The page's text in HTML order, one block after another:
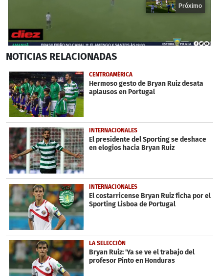
seconds
18
seconds
Próximo
NOTICIAS RELACIONADAS
CENTROAMÉRICA
Hermoso gesto de Bryan Ruiz desata
aplausos en Portugal
INTERNACIONALES
El presidente del Sporting se deshace
en elogios hacia Bryan Ruiz
INTERNACIONALES
El costarricense Bryan Ruiz ficha por el
Sporting Lisboa de Portugal
LA SELECCIÓN
Bryan Ruiz: 'Ya se ve el trabajo del
profesor Pinto en Honduras